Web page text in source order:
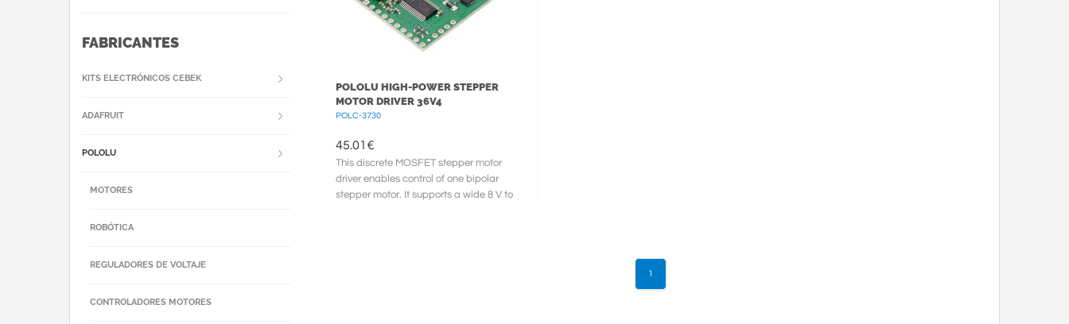
POLOLU HIGH-POWER STEPPER
MOTOR DRIVER 36V4
POLC-3730
45.01€
This discrete MOSFET stepper motor
driver enables control of one bipolar
stepper motor. It supports a wide 8 V to
1
FABRICANTES
KITS ELECTRÓNICOS CEBEK
ADAFRUIT
POLOLU
MOTORES
ROBÓTICA
REGULADORES DE VOLTAJE
CONTROLADORES MOTORES